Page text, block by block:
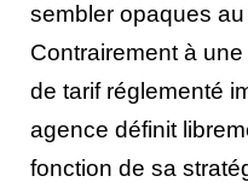
sembler opaques
Contrairement à
de tarif réglementé
agence définit
fonction de sa